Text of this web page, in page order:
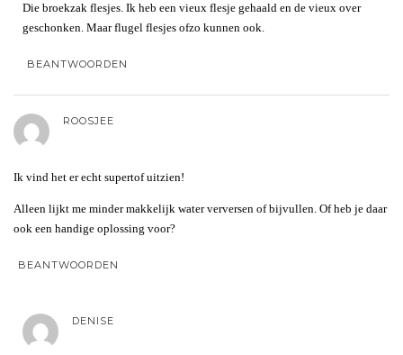
Die broekzak flesjes. Ik heb een vieux flesje gehaald en de vieux over
geschonken. Maar flugel flesjes ofzo kunnen ook.
BEANTWOORDEN
ROOSJEE
Ik vind het er echt supertof uitzien!
Alleen lijkt me minder makkelijk water verversen of bijvullen. Of heb je daar
ook een handige oplossing voor?
BEANTWOORDEN
DENISE